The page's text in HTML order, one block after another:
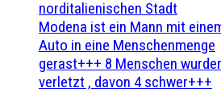
norditalienischen Stadt
Modena ist ein Mann mit
Auto in eine Menschenmenge
gerast+++ 8 Menschen
verletzt , davon 4 schwer+++